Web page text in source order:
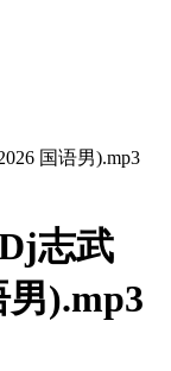
志武
).mp3